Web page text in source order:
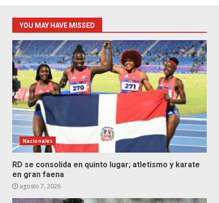
YOU MAY HAVE MISSED
Nacionales
RD se consolida en quinto lugar; atletismo y karate
en gran faena
agosto 7, 2026